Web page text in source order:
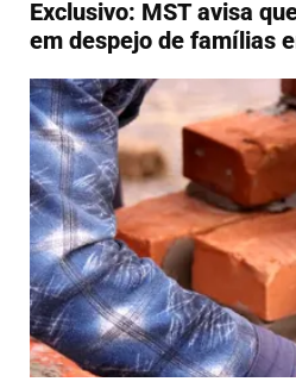
Exclusivo: MST avisa
em despejo de famílias